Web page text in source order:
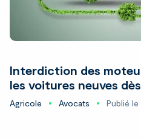
Interdiction des
les voitures neuves
Agricole Avocats Publié